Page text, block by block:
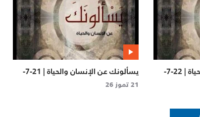
يسألونك عن الإنسان والحياة | 22-7-
يسألونك عن الإنسان والحياة | 21-7-
2026
21 تموز 26